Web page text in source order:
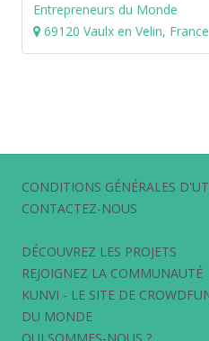
Entrepreneurs du Monde
69120 Vaulx en Velin, France
CONDITIONS GÉNÉRALES
CONTACTEZ-NOUS
DÉCOUVREZ LES PROJETS
REJOIGNEZ LA COMMUNAUTÉ
KUNVI - LE SITE DE
DU MONDE